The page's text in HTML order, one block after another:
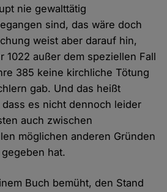
nie gewalttätig
sind, das wäre doch
weist aber darauf hin,
1022 außer dem speziellen Fall
385 keine kirchliche Tötung
gab. Und das heißt
es nicht dennoch leider
auch zwischen
möglichen anderen Gründen
hat.
Buch bemüht, den Stand